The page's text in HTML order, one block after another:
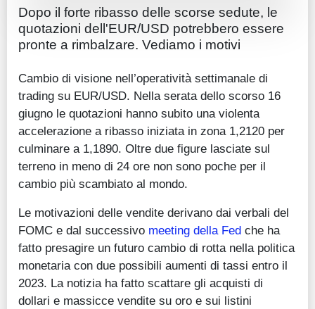
Dopo il forte ribasso delle scorse sedute, le
quotazioni dell'EUR/USD potrebbero essere
pronte a rimbalzare. Vediamo i motivi
Cambio di visione nell’operatività settimanale di
trading su EUR/USD. Nella serata dello scorso 16
giugno le quotazioni hanno subito una violenta
accelerazione a ribasso iniziata in zona 1,2120 per
culminare a 1,1890. Oltre due figure lasciate sul
terreno in meno di 24 ore non sono poche per il
cambio più scambiato al mondo.
Le motivazioni delle vendite derivano dai verbali del
FOMC e dal successivo meeting della Fed che ha
fatto presagire un futuro cambio di rotta nella politica
monetaria con due possibili aumenti di tassi entro il
2023. La notizia ha fatto scattare gli acquisti di
dollari e massicce vendite su oro e sui listini